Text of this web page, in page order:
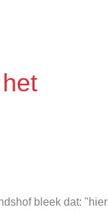
bleek dat: "hier